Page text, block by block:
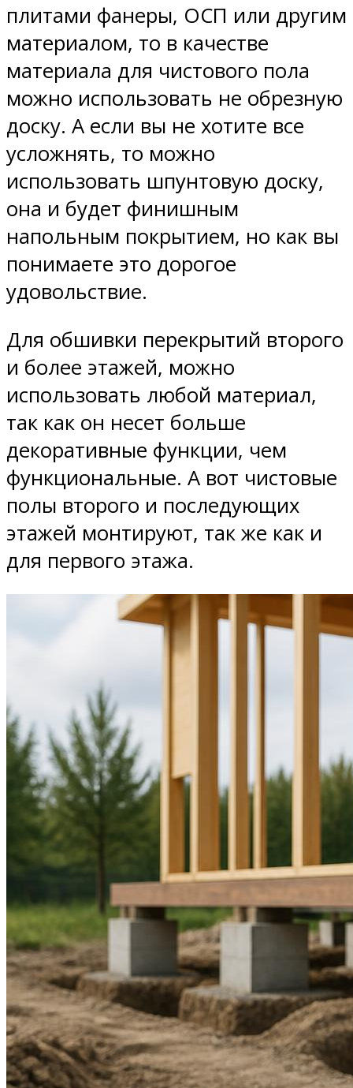
плитами фанеры, ОСП или другим
материалом, то в качестве
материала для чистового пола
можно использовать не обрезную
доску. А если вы не хотите все
усложнять, то можно
использовать шпунтовую доску,
она и будет финишным
напольным покрытием, но как вы
понимаете это дорогое
удовольствие.
Для обшивки перекрытий второго
и более этажей, можно
использовать любой материал,
так как он несет больше
декоративные функции, чем
функциональные. А вот чистовые
полы второго и последующих
этажей монтируют, так же как и
для первого этажа.